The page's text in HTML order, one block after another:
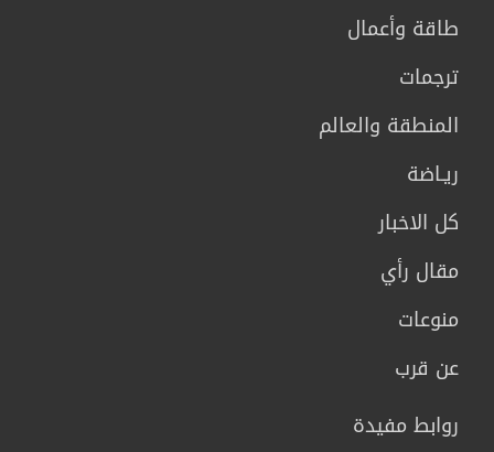
طاقة وأعمال
ترجمات
المنطقة والعالم
ريـاضة
كل الاخبار
مقال رأي
منوعات
عن قرب
روابط مفيدة